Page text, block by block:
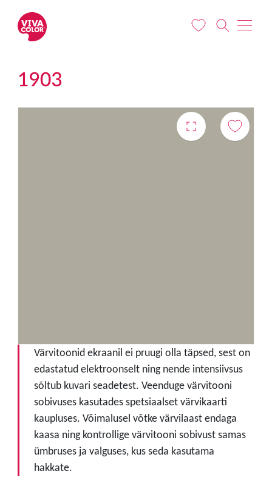
1903
Värvitoonid ekraanil ei pruugi olla täpsed, sest on
edastatud elektroonselt ning nende intensiivsus
sõltub kuvari seadetest. Veenduge värvitooni
sobivuses kasutades spetsiaalset värvikaarti
kaupluses. Võimalusel võtke värvilaast endaga
kaasa ning kontrollige värvitooni sobivust samas
ümbruses ja valguses, kus seda kasutama
hakkate.